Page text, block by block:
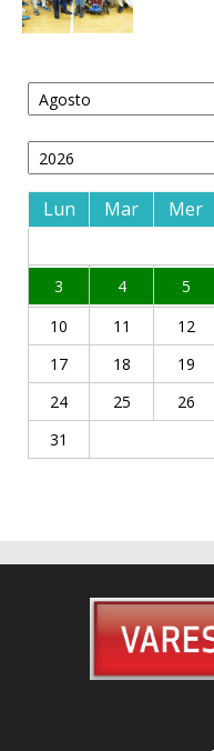
Lun Mar Mer
3
4 5
10
11 12
17
18 19
24
25 26
31